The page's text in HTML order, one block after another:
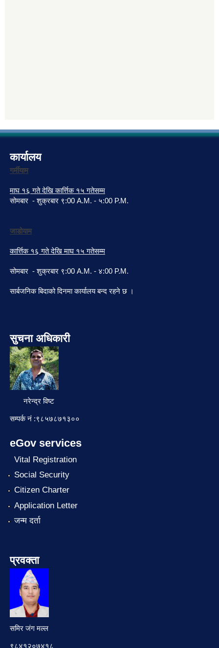
कार्यालय
गर्मीयाम
माघ १६ गते देखि कार्त्तिक १५ गतेसम्म
सोमबार - शुक्रबार ९:00 A.M. - ५:00 P.M.
जाडोयाम
कार्त्तिक १६ गते देखि माघ १५ गतेसम्म
सोमबार - शुक्रबार ९:00 A.M. - ४:00 P.M.
सार्बजनिक बिदाको दिनमा कार्यालय बन्द रहने छ ।
सुचना अधिकारी
नरेन्द्र विष्ट
सम्पर्क नं :९८५७८७१३००
eGov services
Vital Registration
Social Security
Citizen Charter
Application Letter
जन्म दर्ता
प्रवक्ता
समिर जंग मल्ल
९८४१२०७४१८